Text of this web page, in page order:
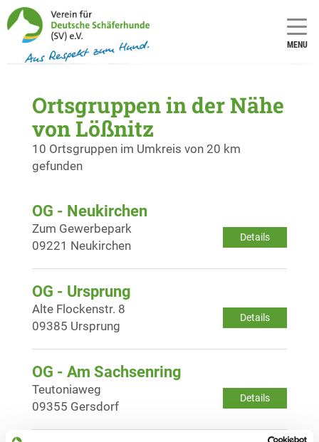
MENU
Ortsgruppen in der Nähe
von Lößnitz
10 Ortsgruppen im Umkreis von 20 km
gefunden
OG - Neukirchen
Details
Zum Gewerbepark
09221 Neukirchen
OG - Ursprung
Details
Alte Flockenstr. 8
09385 Ursprung
OG - Am Sachsenring
Details
Teutoniaweg
09355 Gersdorf